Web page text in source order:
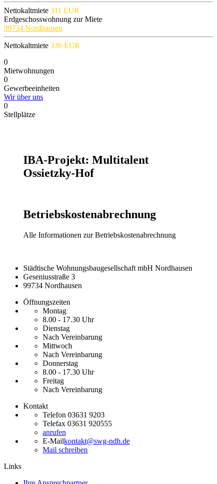
Nettokaltmiete 311 EUR
Erdgeschosswohnung zur Miete
99734 Nordhausen
Nettokaltmiete 336 EUR
0
Mietwohnungen
0
Gewerbeeinheiten
Wir über uns
0
Stellplätze
IBA-Projekt: Multitalent
Ossietzky-Hof
Betriebskostenabrechnung
Alle Informationen zur Betriebskostenabrechnung
Städtische Wohnungsbaugesellschaft mbH Nordhausen
Geseniusstraße 3
99734 Nordhausen
Öffnungszeiten
Montag
8.00 - 17.30 Uhr
Dienstag
Nach Vereinbarung
Mittwoch
Nach Vereinbarung
Donnerstag
8.00 - 17.30 Uhr
Freitag
Nach Vereinbarung
Kontakt
Telefon 03631 9203
Telefax 03631 920555
anrufen
E-Mailkontakt@swg-ndh.de
Mail schreiben
Links